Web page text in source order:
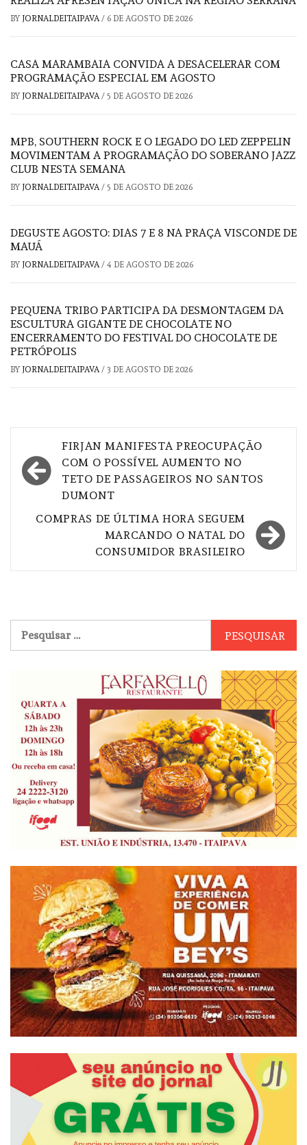
BY JORNALDEITAIPAVA / 6 DE AGOSTO DE 2026
CASA MARAMBAIA CONVIDA A DESACELERAR COM
PROGRAMAÇÃO ESPECIAL EM AGOSTO
BY JORNALDEITAIPAVA / 5 DE AGOSTO DE 2026
MPB, SOUTHERN ROCK E O LEGADO DO LED ZEPPELIN
MOVIMENTAM A PROGRAMAÇÃO DO SOBERANO JAZZ
CLUB NESTA SEMANA
BY JORNALDEITAIPAVA / 5 DE AGOSTO DE 2026
DEGUSTE AGOSTO: DIAS 7 E 8 NA PRAÇA VISCONDE DE
MAUÁ
BY JORNALDEITAIPAVA / 4 DE AGOSTO DE 2026
PEQUENA TRIBO PARTICIPA DA DESMONTAGEM DA
ESCULTURA GIGANTE DE CHOCOLATE NO
ENCERRAMENTO DO FESTIVAL DO CHOCOLATE DE
PETRÓPOLIS
BY JORNALDEITAIPAVA / 3 DE AGOSTO DE 2026
Navegação
de
Post
FIRJAN MANIFESTA PREOCUPAÇÃO
COM O POSSÍVEL AUMENTO NO
TETO DE PASSAGEIROS NO SANTOS
DUMONT
COMPRAS DE ÚLTIMA HORA SEGUEM
MARCANDO O NATAL DO
CONSUMIDOR BRASILEIRO
por: